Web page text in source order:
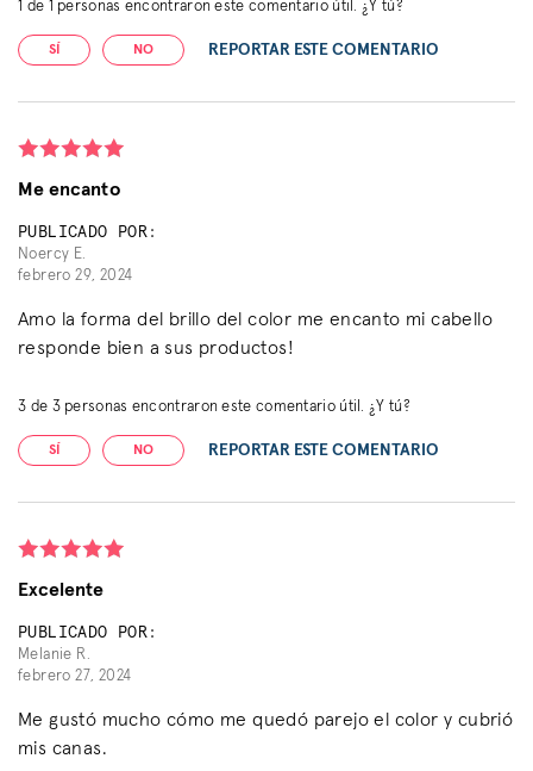
1 de 1 personas encontraron este comentario útil. ¿Y tú?
SÍ NO REPORTAR ESTE COMENTARIO
Me encanto
PUBLICADO POR:
Noercy E.
febrero 29, 2024
Amo la forma del brillo del color me encanto mi cabello
responde bien a sus productos!
3 de 3personas encontraron este comentario útil. ¿Y tú?
SÍ NO REPORTAR ESTE COMENTARIO
Excelente
PUBLICADO POR:
Melanie R.
febrero 27, 2024
Me gustó mucho cómo me quedó parejo el color y cubrió
mis canas.